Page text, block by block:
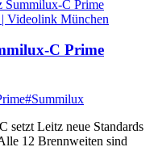
C Prime
#Summilux
setzt Leitz neue Standards
12 Brennweiten sind